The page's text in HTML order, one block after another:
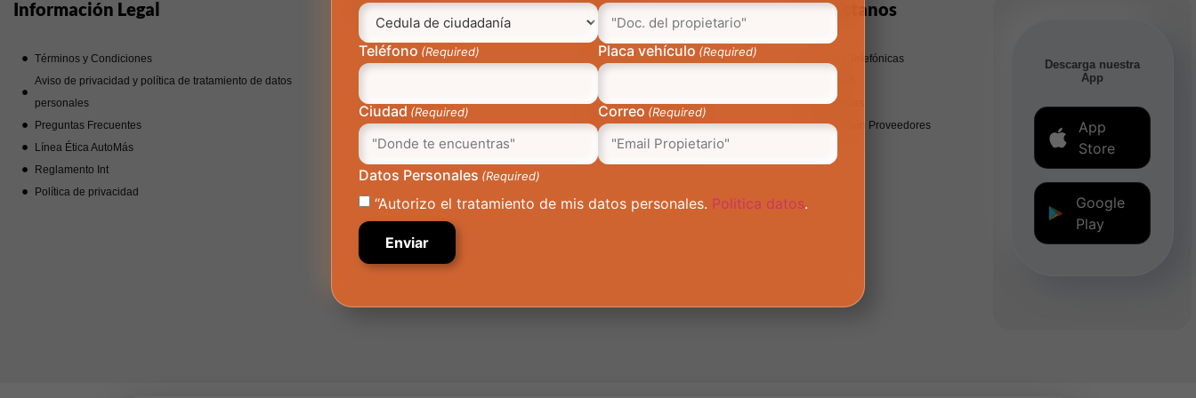
Información Legal
Términos y Condiciones
Aviso de privacidad y política de tratamiento de datos
personales
Preguntas Frecuentes
Línea Ética AutoMás
Reglamento Int
Política de privacidad
Nosotros
Nuestra Empresa
Corporativo
Manual Gráfico
Intranet
SIGA
Requerimientos Internos
Indicadores Power BI
Hallazgos Infraestructura
Contáctanos
Líneas Telefónicas
Encuestas
Inscripción Proveedores
Descarga nuestra
App
App
Store
Google
Play
Teléfono (Required) Placa vehículo (Required)
Ciudad (Required) Correo (Required)
Datos Personales (Required)
“Autorizo el tratamiento de mis datos personales. Politica datos.